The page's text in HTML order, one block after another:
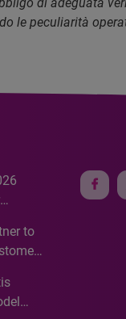
le peculiarità
to